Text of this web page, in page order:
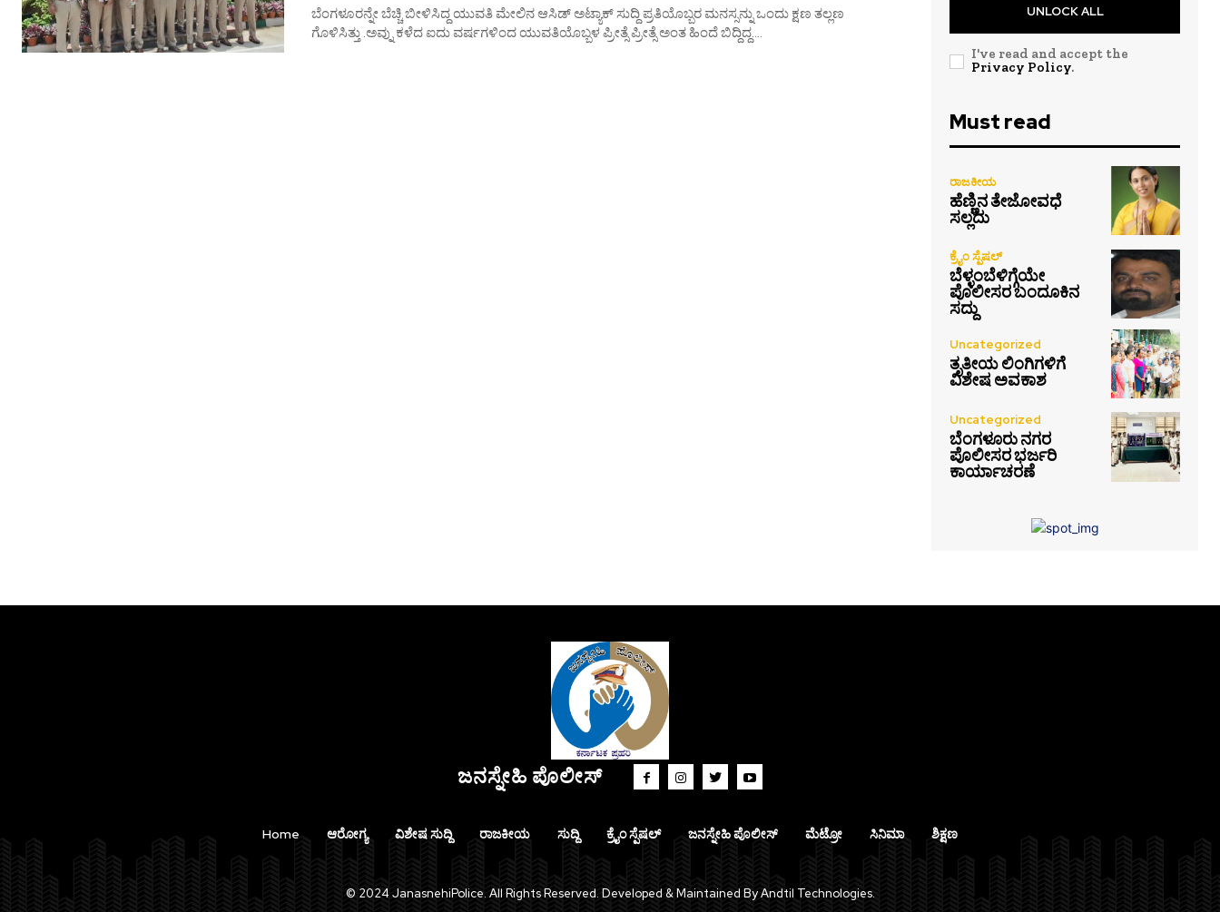
ಬೆಂಗಳೂರನ್ನೇ ಬೆಚ್ಚಿ ಬೀಳಿಸಿದ್ದ ಯುವತಿ ಮೇಲಿನ ಆಸಿಡ್ ಅಟ್ಯಾಕ್ ಸುದ್ದಿ ಪ್ರತಿಯೊಬ್ಬರ ಮನಸ್ಸನ್ನು ಒಂದು ಕ್ಷಣ ತಲ್ಲಣ
ಗೊಳಿಸಿತ್ತು .ಅವ್ನು ಕಳೆದ ಐದು ವರ್ಷಗಳಿಂದ ಯುವತಿಯೊಬ್ಬಳ ಪ್ರೀತ್ಸೆ ಪ್ರೀತ್ಸೆ ಅಂತ ಹಿಂದೆ ಬಿದ್ದಿದ್ದ....
UNLOCK ALL
I've read and accept the
Privacy Policy.
Must read
ರಾಜಕೀಯ
ಹೆಣ್ಣಿನ ತೇಜೋವಧೆ
ಸಲ್ಲದು
ಕ್ರೈಂ ಸ್ಪೆಷಲ್
ಬೆಳ್ಳಂಬೆಳಿಗ್ಗೆಯೇ
ಪೊಲೀಸರ ಬಂದೂಕಿನ
ಸದ್ದು
Uncategorized
ತೃತೀಯ ಲಿಂಗಿಗಳಿಗೆ
ವಿಶೇಷ ಅವಕಾಶ
Uncategorized
ಬೆಂಗಳೂರು ನಗರ
ಪೊಲೀಸರ ಭರ್ಜರಿ
ಕಾರ್ಯಾಚರಣೆ
ಜನಸ್ನೇಹಿ ಪೊಲೀಸ್
Home ಆರೋಗ್ಯ ವಿಶೇಷ ಸುದ್ದಿ ರಾಜಕೀಯ ಸುದ್ದಿ ಕ್ರೈಂ ಸ್ಪೆಷಲ್ ಜನಸ್ನೇಹಿ ಪೊಲೀಸ್ ಮೆಟ್ರೋ ಸಿನಿಮಾ ಶಿಕ್ಷಣ
© 2024 JanasnehiPolice. All Rights Reserved. Developed & Maintained By Andtil Technologies.